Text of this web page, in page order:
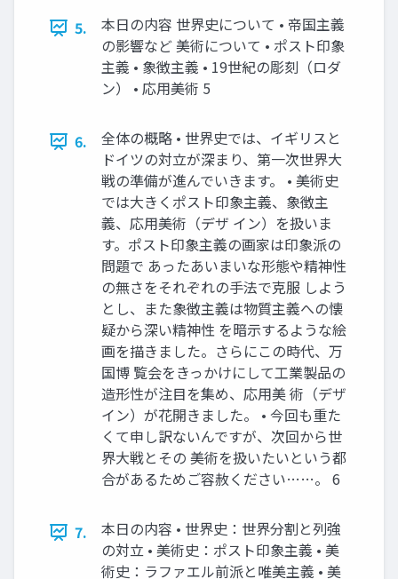
5.
本日の内容 世界史について • 帝国主義
の影響など 美術について • ポスト印象
主義 • 象徴主義 • 19世紀の彫刻（ロダ
ン） • 応用美術 5
6.
全体の概略 • 世界史では、イギリスと
ドイツの対立が深まり、第一次世界大
戦の準備が進んでいきます。 • 美術史
では大きくポスト印象主義、象徴主
義、応用美術（デザ イン）を扱いま
す。ポスト印象主義の画家は印象派の
問題で あったあいまいな形態や精神性
の無さをそれぞれの手法で克服 しよう
とし、また象徴主義は物質主義への懐
疑から深い精神性 を暗示するような絵
画を描きました。さらにこの時代、万
国博 覧会をきっかけにして工業製品の
造形性が注目を集め、応用美 術（デザ
イン）が花開きました。 • 今回も重た
くて申し訳ないんですが、次回から世
界大戦とその 美術を扱いたいという都
合があるためご容赦ください……。 6
7.
本日の内容 • 世界史：世界分割と列強
の対立 • 美術史：ポスト印象主義 • 美
術史：ラファエル前派と唯美主義 • 美